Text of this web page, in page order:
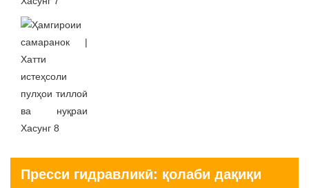
Пресси гидравликӣ: қолаби дақиқи